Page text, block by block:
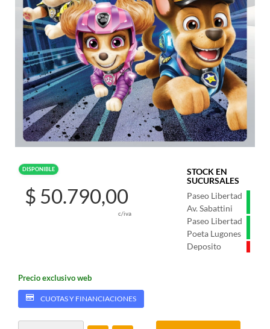
DISPONIBLE
STOCK EN
SUCURSALES
Paseo Libertad
Av. Sabattini
Paseo Libertad
Poeta Lugones
Deposito
$ 50.790,00
c/iva
Precio exclusivo web
CUOTAS Y FINANCIACIONES